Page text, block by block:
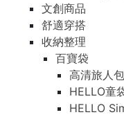
文創商品
舒適穿搭
收納整理
百寶袋
高清旅人包
HELLO童
HELLO